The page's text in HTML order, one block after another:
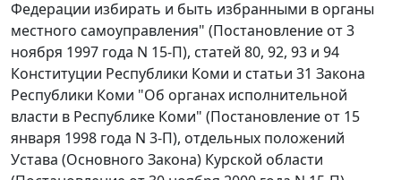
Федерации избирать и быть избранными в органы
местного самоуправления" (Постановление от 3
ноября 1997 года N 15-П), статей 80, 92, 93 и 94
Конституции Республики Коми и статьи 31 Закона
Республики Коми "Об органах исполнительной
власти в Республике Коми" (Постановление от 15
января 1998 года N 3-П), отдельных положений
Устава (Основного Закона) Курской области